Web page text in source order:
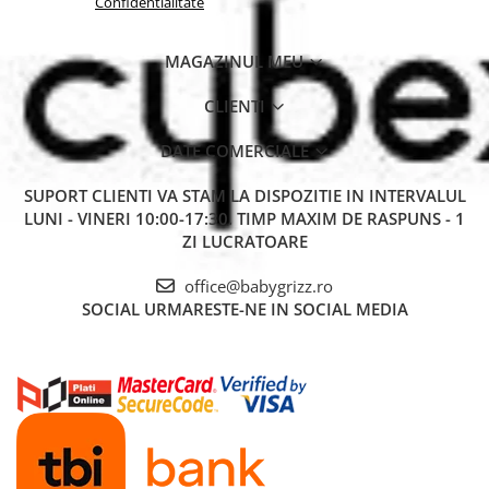
2 roti pentru mutare ușoară, ce permit o manevrabilitate
simplă între camere.
Confort pentru bebeluș
Saltea moale și ușor de curățat , oferind un loc de odihnă
confortabil.
Panouri din plasăpentru o ventilație optimă și o vizibilitate
excelentă a bebelușului.
Accesorii incluse:
Masa de înfășatdetasabilă.
Arcada cu 3 jucării, stimulând simțurile bebelușului.
de veghe și timer.
Geanta de transportpentru depozitare și călătorii ușoare.
Dimensiuni patut pliat:26 x 24 x 87,8 cm
Greutate:12,95 kg
Interval de vârstă:de la naștere până la aproximativ 3 ani (0-
Etaj superior:
utilizabil de la naștere până la aproximativ 6
luni (9 kg). Nu mai folosiți etajul superior când bebelușul
MAGAZINUL MEU
CLIENTI
DATE COMERCIALE
SUPORT CLIENTI VA STAM LA DISPOZITIE IN INTERVALUL
LUNI - VINERI 10:00-17:30. TIMP MAXIM DE RASPUNS - 1
ZI LUCRATOARE
office@babygrizz.ro
SOCIAL URMARESTE-NE IN SOCIAL MEDIA